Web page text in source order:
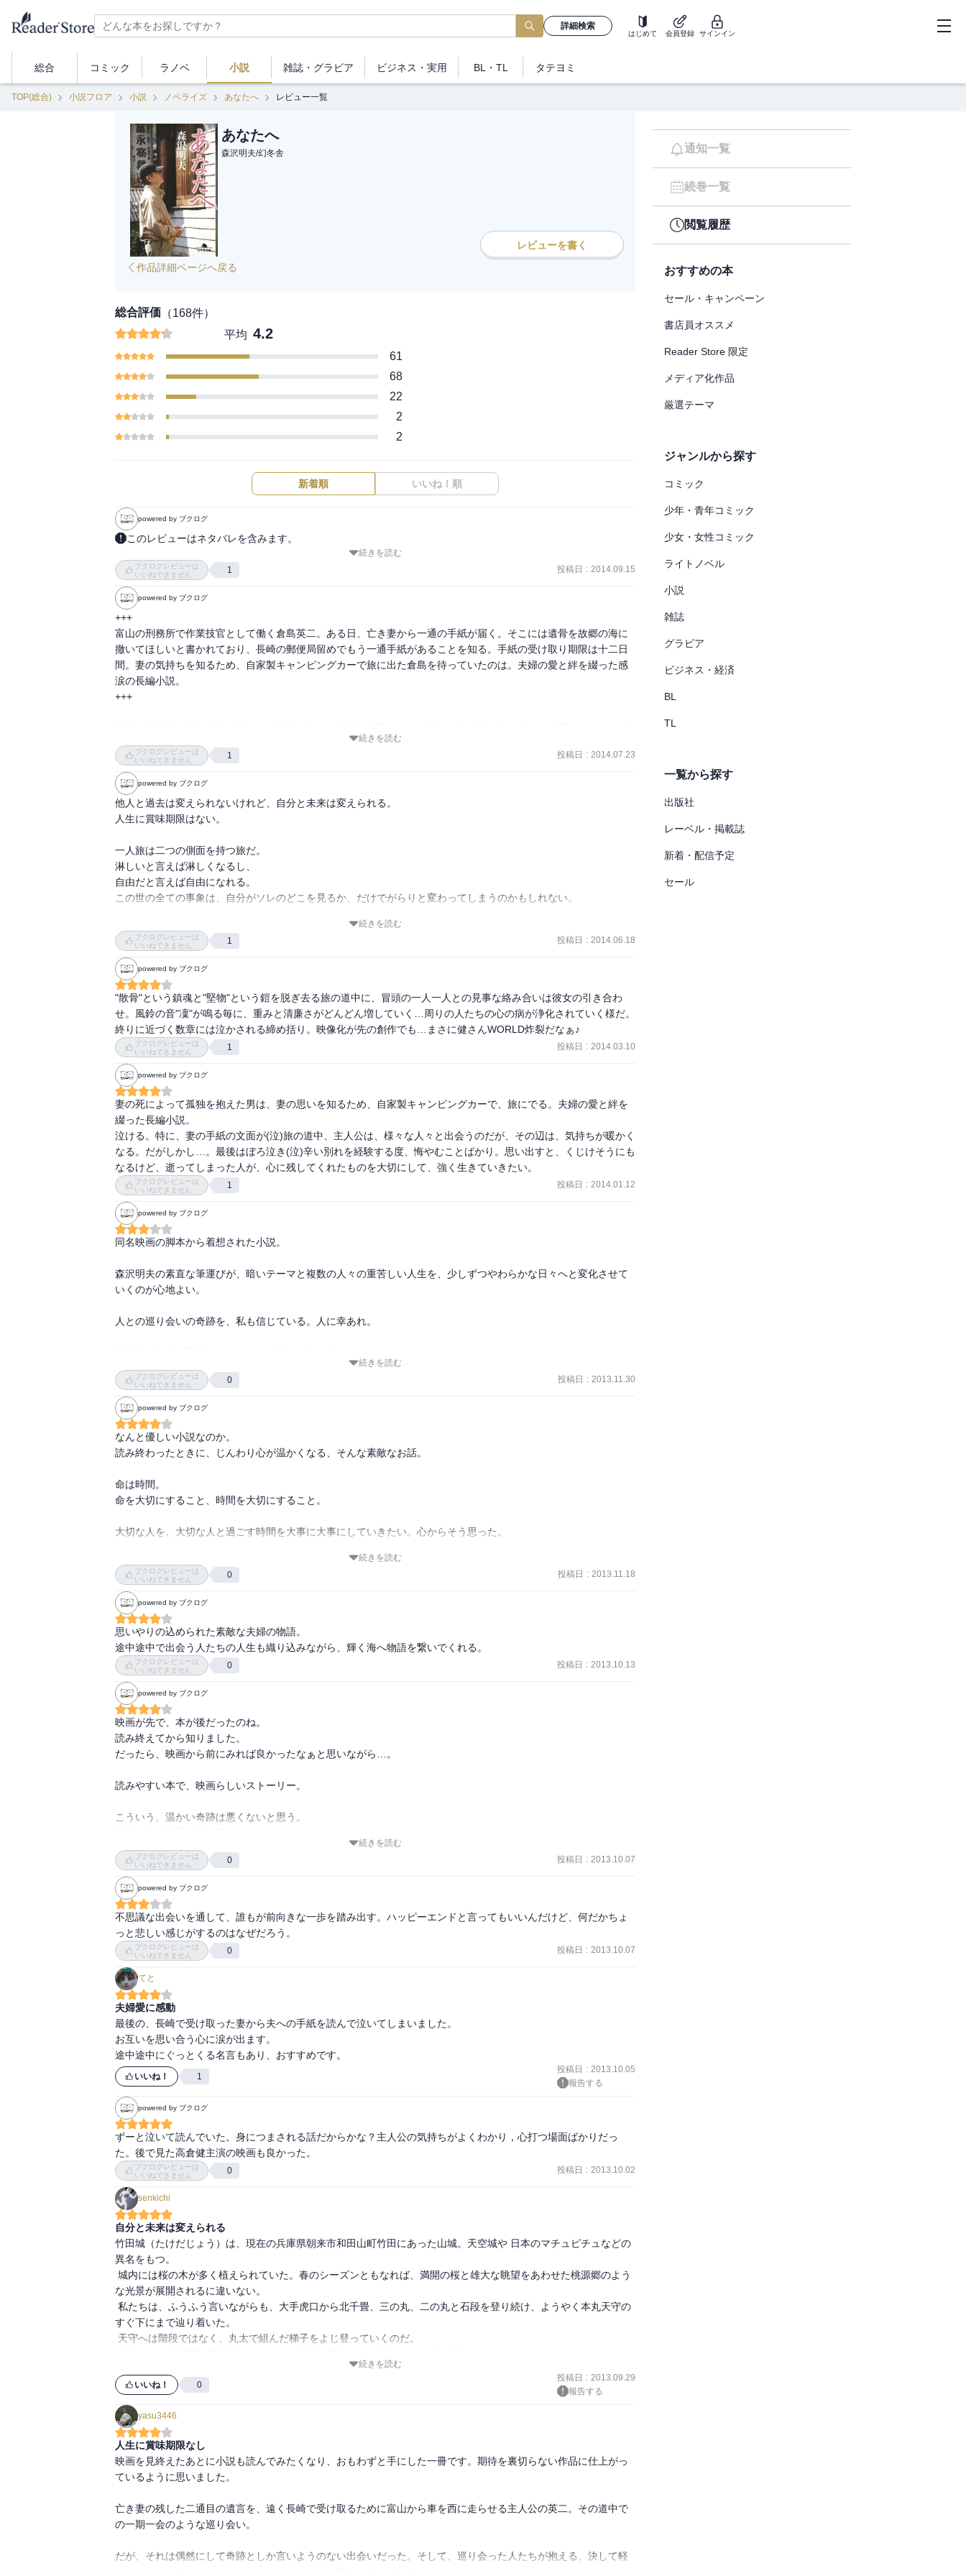
詳細検索
はじめて 会員登録 サインイン
総合 コミック ラノベ 小説 雑誌・ グラビア ビジネス ・実用 BL・TL タテヨミ
TOP(総合) 小説フロア 小説 ノベライズ あなたへ レビュー一覧
あなたへ
森沢明夫/幻冬舎
レビューを書く
作品詳細ページへ戻る
総合評価 （168件）
平均 4.2
61
68
22
2
2
新着順 いいね！順
powered by ブクログ
このレビューはネタバレを含みます。
良かったです。
同僚曰く、映画の方はイマイチだったようですが…（苦笑）。
映画脚本の小説化だからか、読みやすいです。
いつもは電車の移動時間くらいにしか読まないのですが、最後の方は気になったので、休みだったこともあり家で
一気読みしてしまいました。
読み始めからクライマックスで吃驚しましたが、こんな夫婦になれたら素敵ですね。
種田山頭火は詳しくはないのですが、私も何となく好きな俳人だったので、その句が沢山出てたのも良かったで
す。
は…読み込みが足りないのでしょうか…。
続きを読む
ブクログレビューは
いいねできません
1 投稿日 : 2014.09.15
powered by ブクログ
+++
富山の刑務所で作業技官として働く倉島英二。ある日、亡き妻から一通の手紙が届く。そこには遺骨を故郷の海に
撤いてほしいと書かれており、長崎の郵便局留めでもう一通手紙があることを知る。手紙の受け取り期限は十二日
間。妻の気持ちを知るため、自家製キャンピングカーで旅に出た倉島を待っていたのは。夫婦の愛と絆を綴った感
涙の長編小説。
+++
ングカーで、妻の遺骨とともに。旅の途上で出会い、ひとときを共に過ごした人たち。妻の故郷で出会い恩を受け
た人たち。その不思議なめぐりあわせは、運命を感じさせるものである。妻・洋子の生前の言葉「過去と他人は変
えられなくても、未来と自分は変えられる」「人生に賞味期限はない」という言葉とともに、人生の出会いと生き
る意味について考えさせられる一冊である。
続きを読む
ブクログレビューは
いいねできません
1 投稿日 : 2014.07.23
powered by ブクログ
他人と過去は変えられないけれど、自分と未来は変えられる。
人生に賞味期限はない。
一人旅は二つの側面を持つ旅だ。
淋しいと言えば淋しくなるし、
自由だと言えば自由になれる。
この世の全ての事象は、自分がソレのどこを見るか、だけでがらりと変わってしまうのかもしれない。
（瞑想や仏門の考えに一致している感じがした。 続きを読む
ブクログレビューは
いいねできません
1 投稿日 : 2014.06.18
powered by ブクログ
"散骨"という鎮魂と"堅物"という鎧を脱ぎ去る旅の道中に、冒頭の一人一人との見事な絡み合いは彼女の引き合わ
せ。風鈴の音"凜"が鳴る毎に、重みと清廉さがどんどん増していく…周りの人たちの心の病が浄化されていく様だ。
終りに近づく数章には泣かされる締め括り。映像化が先の創作でも…まさに健さんWORLD炸裂だなぁ♪
ブクログレビューは
いいねできません
1 投稿日 : 2014.03.10
powered by ブクログ
妻の死によって孤独を抱えた男は、妻の思いを知るため、自家製キャンピングカーで、旅にでる。夫婦の愛と絆を
綴った長編小説。
泣ける。特に、妻の手紙の文面が(泣)旅の道中、主人公は、様々な人々と出会うのだが、その辺は、気持ちが暖かく
なる。だがしかし…。最後はぼろ泣き(泣)辛い別れを経験する度、悔やむことばかり。思い出すと、くじけそうにも
なるけど、逝ってしまった人が、心に残してくれたものを大切にして、強く生きていきたい。
ブクログレビューは
いいねできません
1 投稿日 : 2014.01.12
powered by ブクログ
同名映画の脚本から着想された小説。
森沢明夫の素直な筆運びが、暗いテーマと複数の人々の重苦しい人生を、少しずつやわらかな日々へと変化させて
いくのが心地よい。
人との巡り会いの奇跡を、私も信じている。人に幸あれ。
続きを読む
ブクログレビューは
いいねできません
0 投稿日 : 2013.11.30
powered by ブクログ
なんと優しい小説なのか。
読み終わったときに、じんわり心が温かくなる、そんな素敵なお話。
命は時間。
命を大切にすること、時間を大切にすること。
大切な人を、大切な人と過ごす時間を大事に大事にしていきたい。心からそう思った。
この本に出会えて良かったです。 続きを読む
ブクログレビューは
いいねできません
0 投稿日 : 2013.11.18
powered by ブクログ
思いやりの込められた素敵な夫婦の物語。
途中途中で出会う人たちの人生も織り込みながら、輝く海へ物語を繋いでくれる。
ブクログレビューは
いいねできません
0 投稿日 : 2013.10.13
powered by ブクログ
映画が先で、本が後だったのね。
読み終えてから知りました。
だったら、映画から前にみれば良かったなぁと思いながら…。
読みやすい本で、映画らしいストーリー。
こういう、温かい奇跡は悪くないと思う。
ゆったりとした素敵な情景が浮かんできた。
続きを読む
ブクログレビューは
いいねできません
0 投稿日 : 2013.10.07
powered by ブクログ
不思議な出会いを通して、誰もが前向きな一歩を踏み出す。ハッピーエンドと言ってもいいんだけど、何だかちょ
っと悲しい感じがするのはなぜだろう。
ブクログレビューは
いいねできません
0 投稿日 : 2013.10.07
てと
夫婦愛に感動
最後の、長崎で受け取った妻から夫への手紙を読んで泣いてしまいました。
お互いを思い合う心に涙が出ます。
いいね！ 1
投稿日 : 2013.10.05
報告する
powered by ブクログ
ずーと泣いて読んでいた。身につまされる話だからかな？主人公の気持ちがよくわかり，心打つ場面ばかりだっ
た。後で見た高倉健主演の映画も良かった。
ブクログレビューは
いいねできません
0 投稿日 : 2013.10.02
senkichi
自分と未来は変えられる
竹田城（たけだじょう）は、現在の兵庫県朝来市和田山町竹田にあった山城。天空城や 日本のマチュピチュなどの
異名をもつ。
な光景が展開されるに違いない。
すぐ下にまで辿り着いた。
他人と過去は変えられないけれど、自分と未来は変えられる
続きを読む
いいね！ 0
投稿日 : 2013.09.29
報告する
yasu3446
人生に賞味期限なし
映画を見終えたあとに小説も読んでみたくなり、おもわずと手にした一冊です。期待を裏切らない作品に仕上がっ
ているように思いました。
亡き妻の残した二通目の遺言を、遠く長崎で受け取るために富山から車を西に走らせる主人公の英二。その道中で
の一期一会のような巡り会い。
だが、それは偶然にして奇跡としか言いようのない出会いだった。そして、巡り会った人たちが抱える、決して軽
通知一覧
続巻一覧
閲覧履歴
おすすめの本
セール・キャンペーン
書店員オススメ
Reader Store 限定
メディア化作品
厳選テーマ
ジャンルから探す
コミック
少年・青年コミック
少女・女性コミック
ライトノベル
小説
雑誌
グラビア
ビジネス・経済
BL
TL
一覧から探す
出版社
レーベル・掲載誌
新着・配信予定
セール